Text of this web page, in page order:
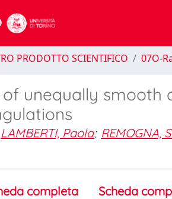
PRODOTTO SCIENTIFICO 07O-
unequally smooth
LAMBERTI, Paola; REMOGNA,
completa Scheda